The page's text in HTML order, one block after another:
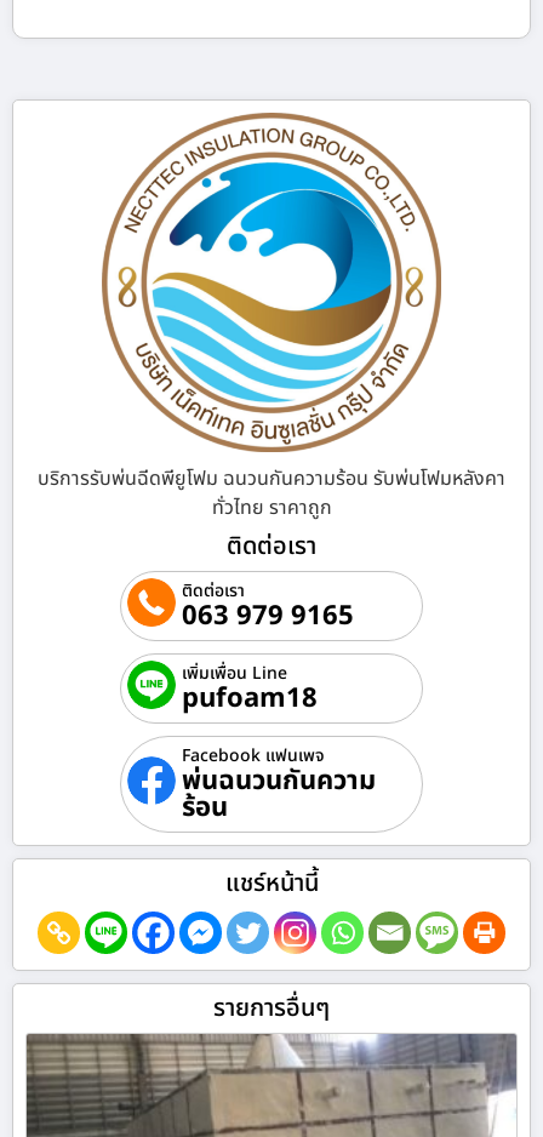
บริการรับพ่นฉีดพียูโฟม ฉนวนกันความร้อน รับพ่นโฟมหลังคา
ทั่วไทย ราคาถูก
ติดต่อเรา
ติดต่อเรา
063 979 9165
เพิ่มเพื่อน Line
pufoam18
Facebook แฟนเพจ
พ่นฉนวนกันความ
ร้อน
แชร์หน้านี้
รายการอื่นๆ